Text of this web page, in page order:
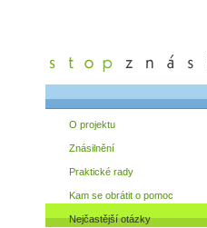
O projektu
Znásilnění
Praktické rady
Kam se obrátit o pomoc
Nejčastější otázky